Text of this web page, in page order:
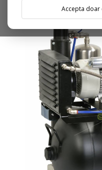
Accepta doar